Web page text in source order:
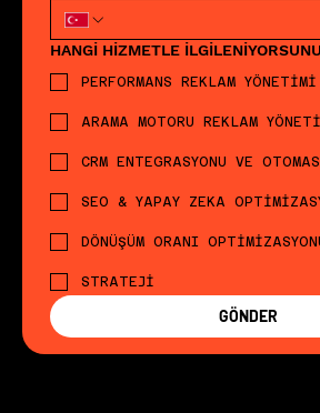
HANGİ HİZMETLE
PERFORMANS REKLAM YÖNETİMİ
ARAMA MOTORU REKLAM
CRM ENTEGRASYONU VE
SEO & YAPAY ZEKA
DÖNÜŞÜM ORANI
STRATEJİ
GÖNDER